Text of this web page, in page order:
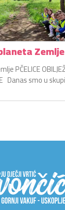
Zemlje
DAN